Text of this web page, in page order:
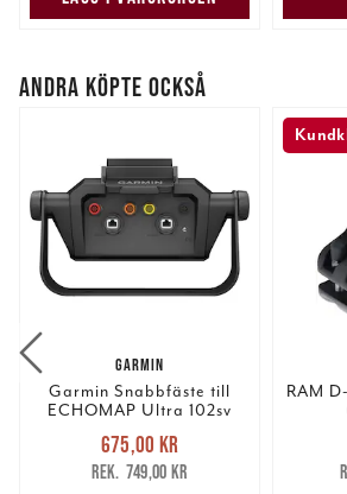
ANDRA KÖPTE OCKSÅ
GARMIN
Garmin Snabbfäste till
ECHOMAP Ultra 102sv
Nuvarande pris
675,00 krTidigare pris
749,00 kr
675,00 kr
749,00 kr
RAM
1